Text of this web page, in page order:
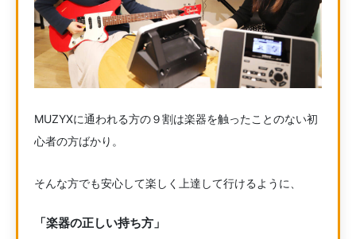
MUZYXに通われる方の９割は楽器を触ったことのない初
心者の方ばかり。
そんな方でも安心して楽しく上達して行けるように、
「楽器の正しい持ち方」